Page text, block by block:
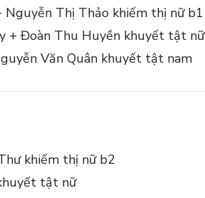
Nguyễn Thị Thảo khiếm thị nữ b1
+ Đoàn Thu Huyền khuyết tật nữ
Văn Quân khuyết tật nam
khiếm thị nữ b2
tật nữ